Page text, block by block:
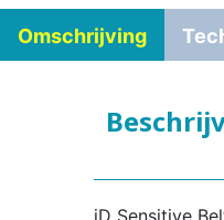
Omschrijving